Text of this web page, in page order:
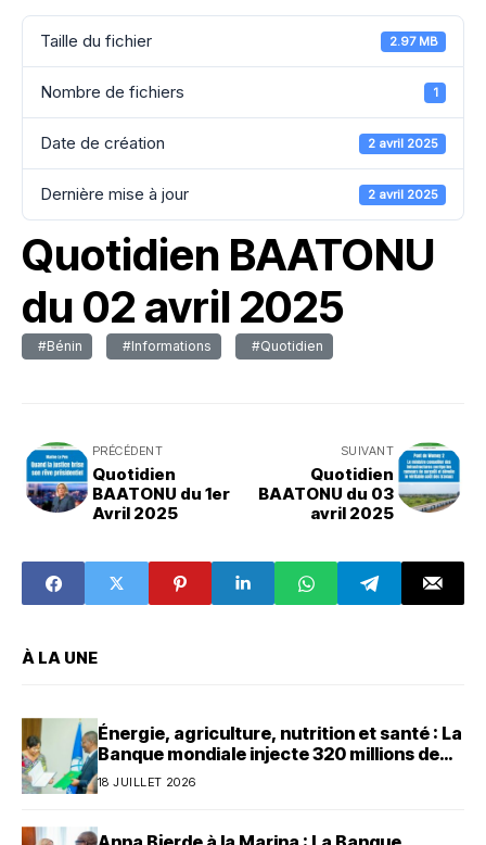
Taille du fichier 2.97 MB
Nombre de fichiers 1
Date de création 2 avril 2025
Dernière mise à jour 2 avril 2025
Quotidien BAATONU
du 02 avril 2025
#Bénin #Informations #Quotidien
PRÉCÉDENT
Quotidien
BAATONU du 1er
Avril 2025
SUIVANT
Quotidien
BAATONU du 03
avril 2025
À LA UNE
Énergie, agriculture, nutrition et santé : La
Banque mondiale injecte 320 millions de
dollars au Bénin
18 JUILLET 2026